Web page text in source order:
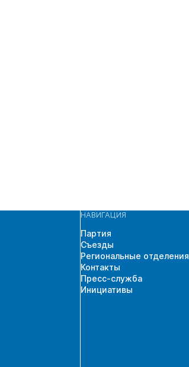
НАВИГАЦИЯ
Партия
Съезды
Региональные отделения
Контакты
Пресс-служба
Инициативы